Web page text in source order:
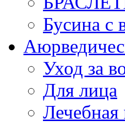
Бусина с
Уход за
Для лица
Лечебная